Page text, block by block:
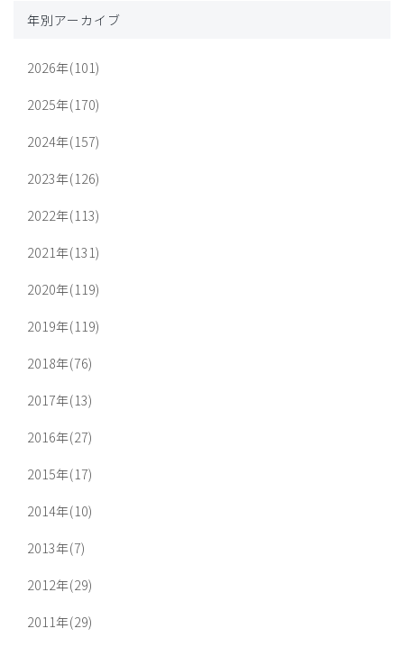
年別アーカイブ
2026年(101)
2025年(170)
2024年(157)
2023年(126)
2022年(113)
2021年(131)
2020年(119)
2019年(119)
2018年(76)
2017年(13)
2016年(27)
2015年(17)
2014年(10)
2013年(7)
2012年(29)
2011年(29)